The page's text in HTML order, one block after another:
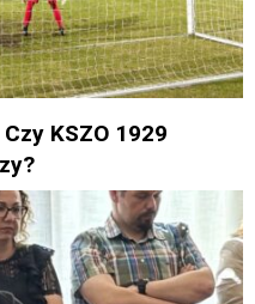
KSZO 1929